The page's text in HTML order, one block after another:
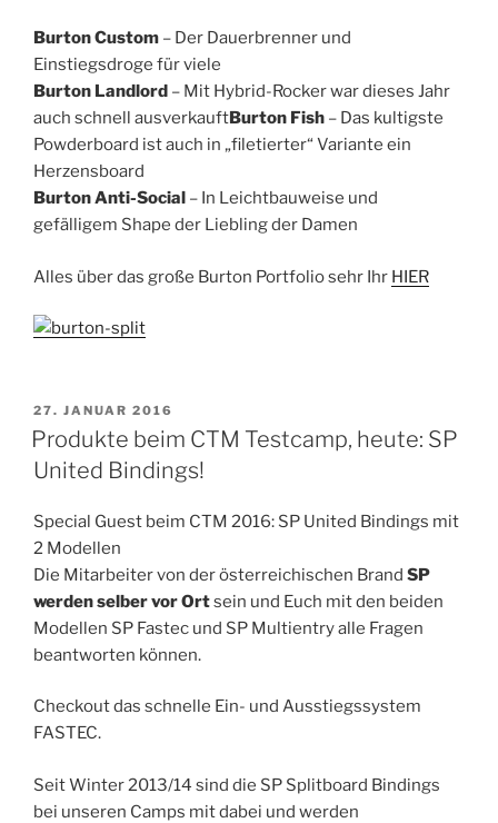
Burton Custom – Der Dauerbrenner und
Einstiegsdroge für viele
Burton Landlord – Mit Hybrid-Rocker war dieses Jahr
auch schnell ausverkauft Burton Fish – Das kultigste
Powderboard ist auch in „filetierter“ Variante ein
Herzensboard
Burton Anti-Social – In Leichtbauweise und
gefälligem Shape der Liebling der Damen
Alles über das große Burton Portfolio sehr Ihr HIER
VERÖFFENTLICHT
AM
27. JANUAR 2016
Produkte beim CTM Testcamp, heute: SP
United Bindings!
Special Guest beim CTM 2016: SP United Bindings mit
2 Modellen
Die Mitarbeiter von der österreichischen Brand SP
werden selber vor Ortsein und Euch mit den beiden
Modellen SP Fastec und SP Multientry alle Fragen
beantworten können.
Checkout das schnelle Ein- und Ausstiegssystem
FASTEC.
Seit Winter 2013/14 sind die SP Splitboard Bindings
bei unseren Camps mit dabei und werden